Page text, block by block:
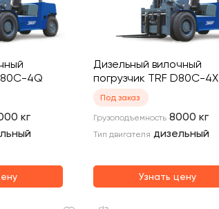
4Q
кг
Дизельный вилочный
погрузчик TRF D80C-4X
Под заказ
Грузоподъемность 8000 кг
Тип двигателя дизельный
Узнать цену